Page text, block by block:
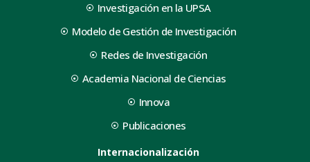
Investigación en la UPSA
Modelo de Gestión de Investigación
Redes de Investigación
Academia Nacional de Ciencias
Innova
Publicaciones
Internacionalización